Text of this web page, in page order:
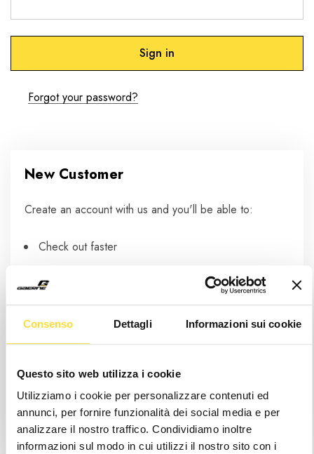
Consenso Dettagli Informazioni sui cookie
Questo sito web utilizza i cookie
Utilizziamo i cookie per personalizzare contenuti ed
annunci, per fornire funzionalità dei social media e per
analizzare il nostro traffico. Condividiamo inoltre
informazioni sul modo in cui utilizzi il nostro sito con i
Forgot your password?
New Customer
Create an account with us and you'll be able to:
Check out faster
Track new orders
Create Account